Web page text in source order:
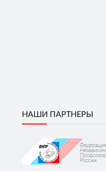
НАШИ ПАРТНЕРЫ